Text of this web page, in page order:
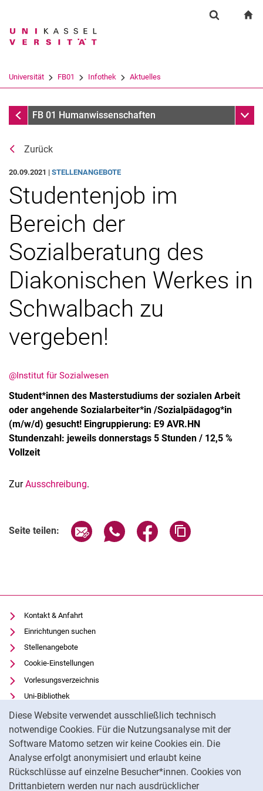
Springe direkt zu: Inhalt
Springe direkt zu: Suche
Springe direkt zu:
Diese Website verwendet ausschließlich technisch
notwendige Cookies. Für die Nutzungsanalyse mit der
Software Matomo setzen wir keine Cookies ein. Die
Analyse erfolgt anonymisiert und erlaubt keine
Rückschlüsse auf einzelne Besucher*innen. Cookies von
Drittanbietern werden nur nach ausdrücklicher
Suchbegriff
Suchen (öffnet externen Link in einem
Universität FB01 Infothek Aktuelles
AktuellesFB 01 Humanwissenschaften
Aktuelles
Termine
Zurück
20.09.2021 | STELLENANGEBOTE
Studentenjob im
Bereich der
Sozialberatung des
Diakonischen Werkes in
Schwalbach zu
vergeben!
@Institut für Sozialwesen
Student*innen des Masterstudiums der sozialen Arbeit
oder angehende Sozialarbeiter*in /Sozialpädagog*in
(m/w/d) gesucht! Eingruppierung: E9 AVR.HN
Stundenzahl: jeweils donnerstags 5 Stunden / 12,5 %
Vollzeit
ZurAusschreibung.
Seite teilen: Seite über E-Mail teilen
Seite über WhatsApp teilen
Seite über Facebook
Kontakt & Anfahrt
Einrichtungen suchen
Stellenangebote
Cookie-Einstellungen
Vorlesungsverzeichnis
Uni-Bibliothek
Moodle
Panopto
Datenschutz
Barrierefreiheit
Transparenter KI-Einsatz